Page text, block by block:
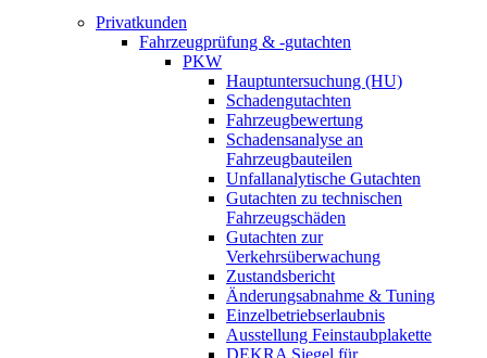
Privatkunden
Fahrzeugprüfung & -gutachten
PKW
Hauptuntersuchung (HU)
Schadengutachten
Fahrzeugbewertung
Schadensanalyse an
Fahrzeugbauteilen
Unfallanalytische Gutachten
Gutachten zu technischen
Fahrzeugschäden
Gutachten zur
Verkehrsüberwachung
Zustandsbericht
Änderungsabnahme & Tuning
Einzelbetriebserlaubnis
Ausstellung Feinstaubplakette
DEKRA Siegel für